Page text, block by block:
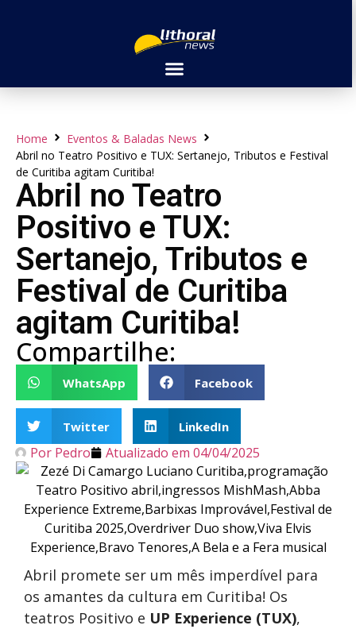
Home
Eventos & Baladas News
Abril no Teatro Positivo e TUX: Sertanejo, Tributos e Festival
de Curitiba agitam Curitiba!
Abril no Teatro
Positivo e TUX:
Sertanejo, Tributos e
Festival de Curitiba
agitam Curitiba!
Compartilhe:
WhatsApp Facebook
Twitter LinkedIn
Por Pedro Atualizado em 04/04/2025
Abril promete ser um mês imperdível para
os amantes da cultura em Curitiba! Os
teatros Positivo e UP Experience (TUX),